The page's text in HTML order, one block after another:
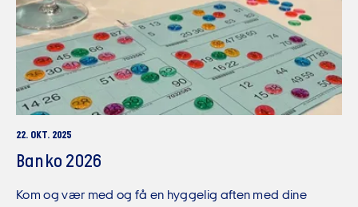
22. OKT. 2025
Banko 2026
Kom og vær med og få en hyggelig aften med dine